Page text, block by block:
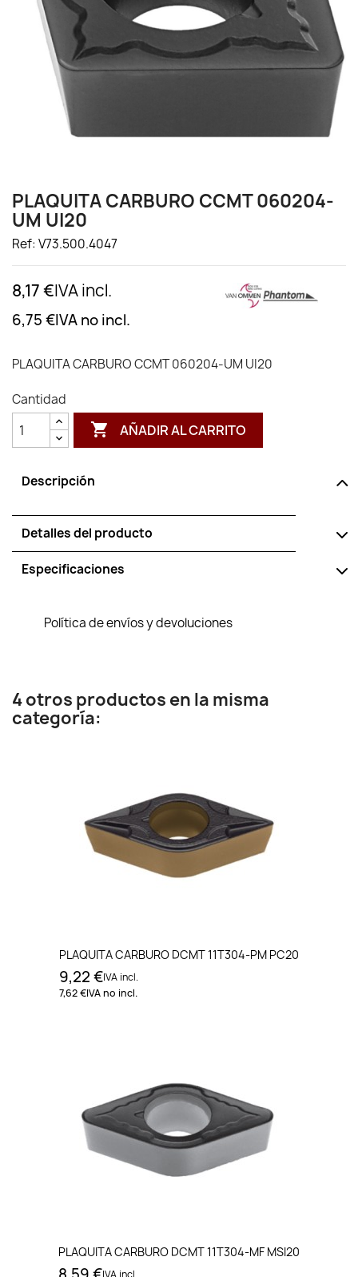
PLAQUITA CARBURO CCMT 060204-
UM UI20
Ref: V73.500.4047
8,17 €IVA incl.
6,75 €IVA no incl.
PLAQUITA CARBURO CCMT 060204-UM UI20
Cantidad
 AÑADIR AL CARRITO
Descripción
Detalles del producto
Especificaciones
Política de envíos y devoluciones
4 otros productos en la misma
categoría:
PLAQUITA CARBURO DCMT 11T304-PM PC20
9,22 €IVA incl.
7,62 €IVA no incl.
PLAQUITA CARBURO DCMT 11T304-MF MSI20
IVA incl.